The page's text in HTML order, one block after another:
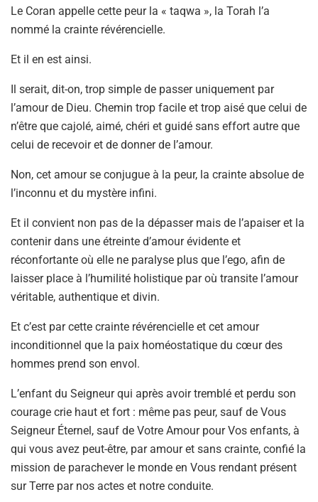
Le Coran appelle cette peur la « taqwa », la Torah l’a
nommé la crainte révérencielle.
Et il en est ainsi.
Il serait, dit-on, trop simple de passer uniquement par
l’amour de Dieu. Chemin trop facile et trop aisé que celui de
n’être que cajolé, aimé, chéri et guidé sans effort autre que
celui de recevoir et de donner de l’amour.
Non, cet amour se conjugue à la peur, la crainte absolue de
l’inconnu et du mystère infini.
Et il convient non pas de la dépasser mais de l’apaiser et la
contenir dans une étreinte d’amour évidente et
réconfortante où elle ne paralyse plus que l’ego, afin de
laisser place à l’humilité holistique par où transite l’amour
véritable, authentique et divin.
Et c’est par cette crainte révérencielle et cet amour
inconditionnel que la paix homéostatique du cœur des
hommes prend son envol.
L’enfant du Seigneur qui après avoir tremblé et perdu son
courage crie haut et fort : même pas peur, sauf de Vous
Seigneur Éternel, sauf de Votre Amour pour Vos enfants, à
qui vous avez peut-être, par amour et sans crainte, confié la
mission de parachever le monde en Vous rendant présent
sur Terre par nos actes et notre conduite.